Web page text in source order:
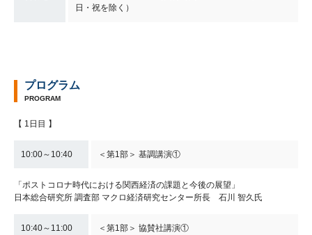
日・祝を除く）
プログラム
PROGRAM
【 1日目 】
10:00～10:40 ＜第1部＞ 基調講演①
「ポストコロナ時代における関西経済の課題と今後の展望」
日本総合研究所 調査部 マクロ経済研究センター所長 石川 智久氏
10:40～11:00 ＜第1部＞ 協賛社講演①